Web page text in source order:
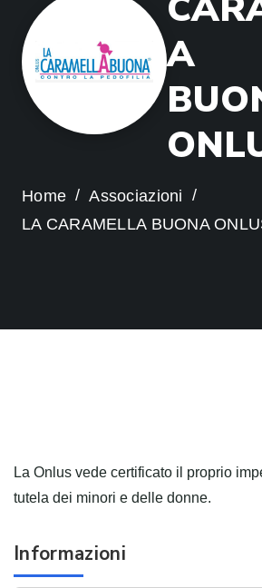
A
BUO
ONL
Home
Associazioni
LA CARAMELLA BUONA
La Onlus vede certificato il proprio
tutela dei minori e delle donne.
Informazioni